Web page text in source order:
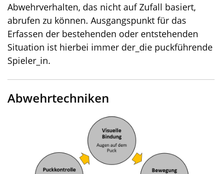
Abwehrverhalten, das nicht auf Zufall basiert,
abrufen zu können. Ausgangspunkt für das
Erfassen der bestehenden oder entstehenden
Situation ist hierbei immer der_die puckführende
Spieler_in.
Abwehrtechniken